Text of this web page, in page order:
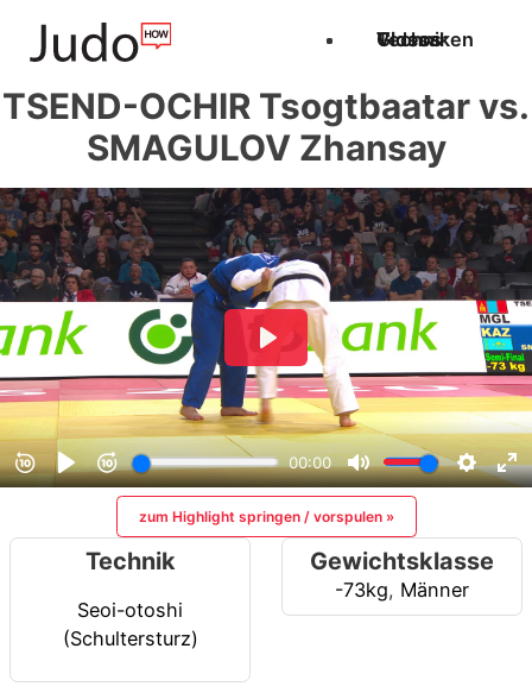
Techniken
Videos
Glossar
TSEND-OCHIR Tsogtbaatar vs.
SMAGULOV Zhansay
zum Highlight springen / vorspulen »
Technik
Seoi-otoshi
(Schultersturz)
Gewichtsklasse
-73kg, Männer